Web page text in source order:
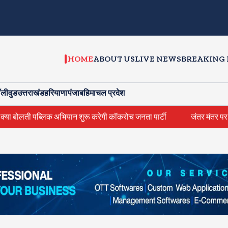
HOMEABOUT USLIVE NEWSBREAKING
उत्तराखंडहरियाणापंजाबहिमाचल प्रदेश
करेगी कॉकरोच जनता पार्टी जंतर मंतर पर खाना खिलाने वाले जुनैद पहुंचे